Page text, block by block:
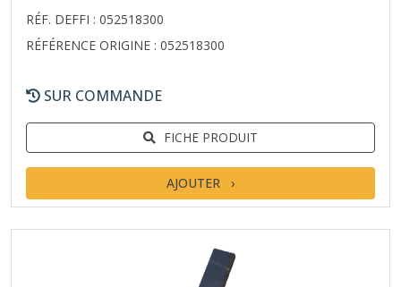
RÉF. DEFFI : 052518300
RÉFÉRENCE ORIGINE : 052518300
SUR COMMANDE
FICHE PRODUIT
AJOUTER